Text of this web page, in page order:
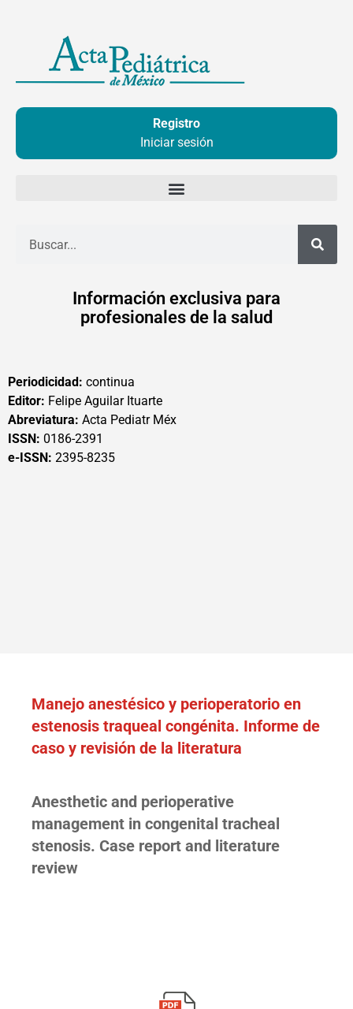
contenido
Registro
Iniciar sesión
Información exclusiva para
profesionales de la salud
Periodicidad: continua
Editor: Felipe Aguilar Ituarte
Abreviatura: Acta Pediatr Méx
ISSN: 0186-2391
e-ISSN: 2395-8235
Manejo anestésico y perioperatorio en
estenosis traqueal congénita. Informe de
caso y revisión de la literatura
Anesthetic and perioperative
management in congenital tracheal
stenosis. Case report and literature
review